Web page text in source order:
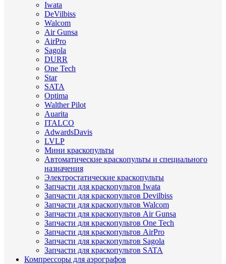
Iwata
DeVilbiss
Walcom
Air Gunsa
AirPro
Sagola
DURR
One Tech
Star
SATA
Optima
Walther Pilot
Auarita
ITALCO
AdwardsDavis
LVLP
Мини краскопульты
Автоматические краскопульты и специального
назначения
Электростатические краскопульты
Запчасти для краскопультов Iwata
Запчасти для краскопультов Devilbiss
Запчасти для краскопультов Walcom
Запчасти для краскопультов Air Gunsa
Запчасти для краскопультов One Tech
Запчасти для краскопультов AirPro
Запчасти для краскопультов Sagola
Запчасти для краскопультов SATA
Компрессоры для аэрографов